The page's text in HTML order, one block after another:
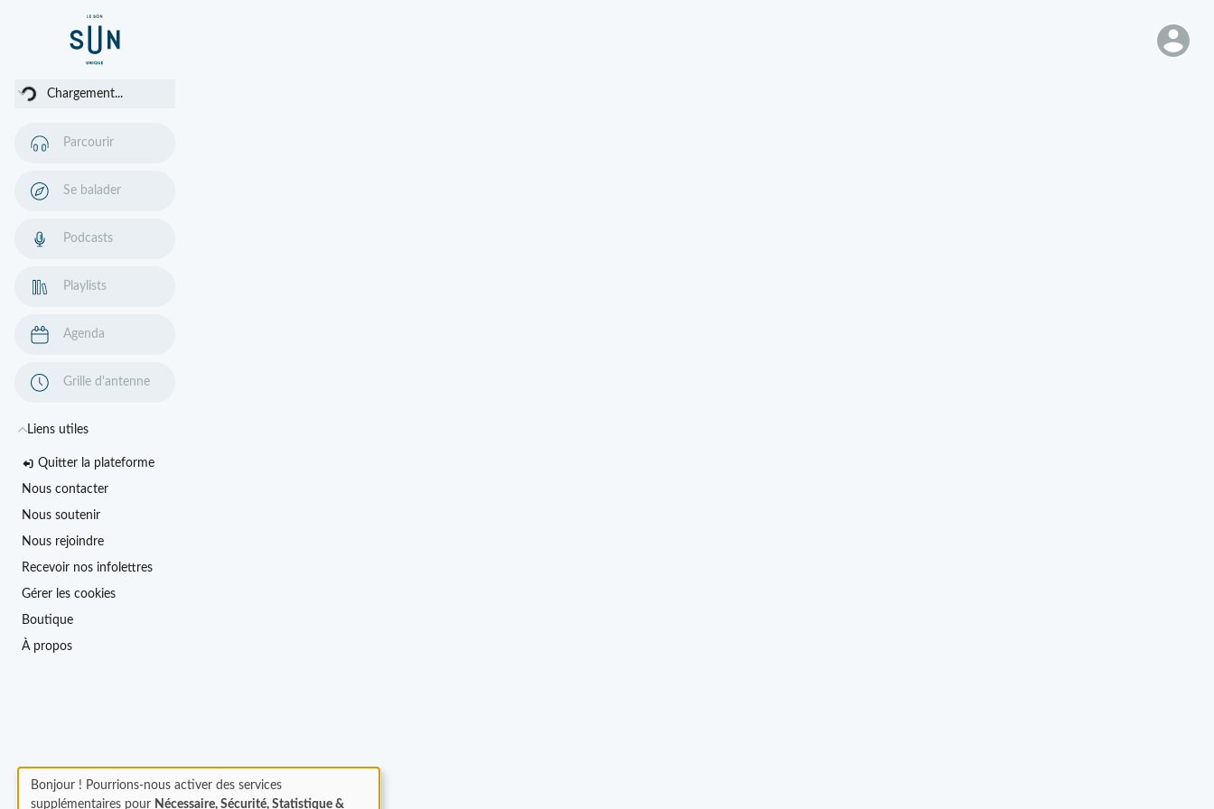
Chargement...
Parcourir
Se balader
Podcasts
Playlists
Agenda
Grille d'antenne
Liens utiles
Quitter la plateforme
Nous contacter
Nous soutenir
Nous rejoindre
Recevoir nos infolettres
Gérer les cookies
Boutique
À propos
Bonjour ! Pourrions-nous activer des services
supplémentaires pour Nécessaire, Sécurité, Statistique &